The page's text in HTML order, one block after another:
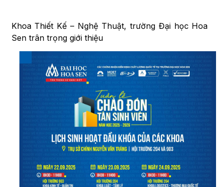
Khoa Thiết Kế – Nghệ Thuật, trường Đại học Hoa
Sen trân trọng giới thiệu